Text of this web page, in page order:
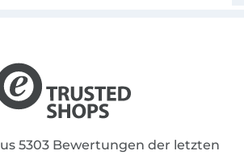
5303 Bewertungen der letzten